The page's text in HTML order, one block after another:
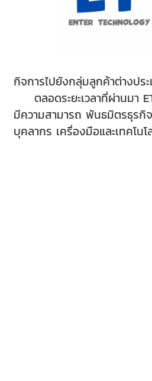
กิจการไปยังกลุ่มลูกค้าต่างปร
ตลอดระยะเวลาที่ผ่านมา
มีความสามารถ พันธมิตรธุรกิ
บุคลากร เครื่องมือและเทคโ